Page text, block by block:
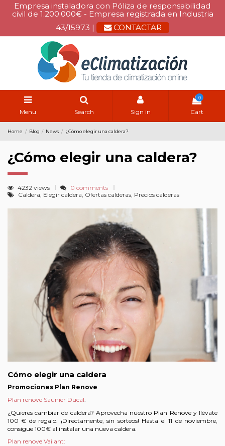
Empresa instaladora con Póliza de responsabilidad
civil de 1.200.000€ - Empresa registrada en Industria
43/15973 |
CONTACTAR
Menu Search Sign in
0
Cart
Home Blog News ¿Cómo elegir una caldera?
¿Cómo elegir una caldera?
4232 views
0 comments
Caldera, Elegir caldera, Ofertas calderas, Precios calderas
Cómo elegir una caldera
Promociones Plan Renove
Plan renove Saunier Ducal:
¿Quieres cambiar de caldera? Aprovecha nuestro Plan Renove y llévate
100 € de regalo. ¡Directamente, sin sorteos! Hasta el 11 de noviembre,
consigue 100€ al instalar una nueva caldera.
Plan renove Vailant: